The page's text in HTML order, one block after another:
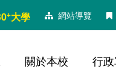
+大學 網站導覽
關於本校 行